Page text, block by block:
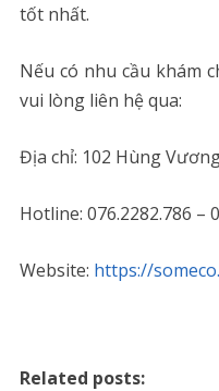
tốt nhất.
Nếu có nhu cầu khám
vui lòng liên hệ qua:
Địa chỉ: 102 Hùng
Hotline: 076.2282.786 –
Website: https://
Related posts: